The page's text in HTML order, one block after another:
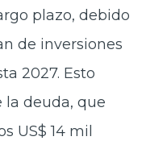
plazo, debido
de inversiones
2027. Esto
deuda, que
US$ 14 mil